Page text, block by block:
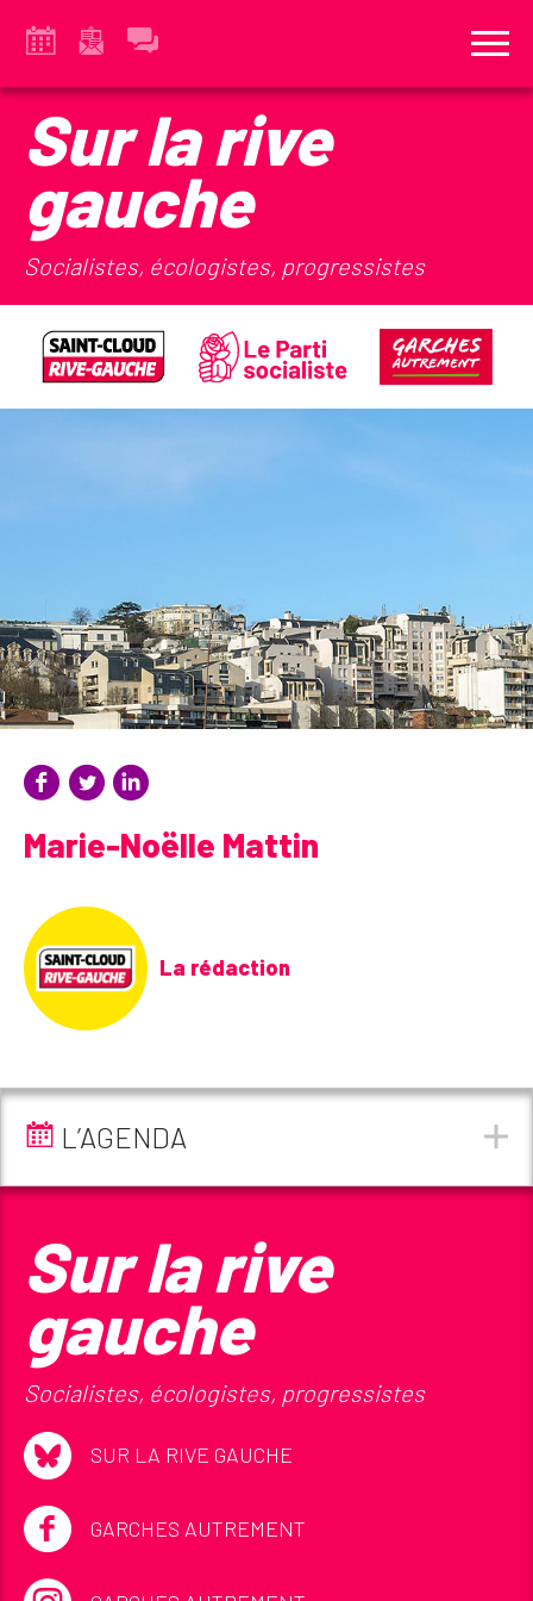
Sur la rive
gauche
Socialistes, écologistes, progressistes
Marie-Noëlle Mattin
La rédaction
L’AGENDA
Sur la rive
gauche
Socialistes, écologistes, progressistes
SUR LA RIVE GAUCHE
GARCHES AUTREMENT